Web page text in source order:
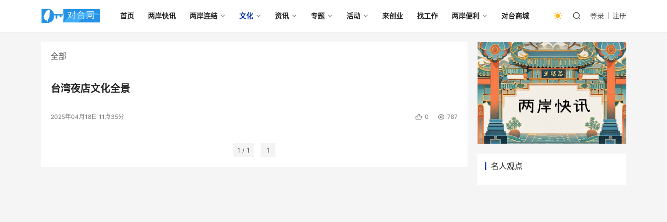
首页 两岸快讯 两岸连结 文化 资讯 专题 活动 来创业 找工作 两岸便利 对台商城 登录 注册
全部
台湾夜店文化全景
2025年04月18日 11点35分 0 787
1 / 1 1
名人观点